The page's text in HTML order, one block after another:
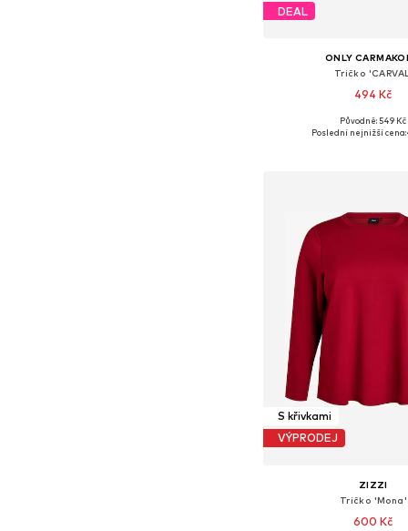
DEAL
ONLY
Tričko
494 Kč
Dostupné velikosti: XL-
Původně: 549 Kč
Poslední nejnižší cena:
S křivkami
VÝPRODEJ
ZIZZI
Tričko 'Mona'
600 Kč